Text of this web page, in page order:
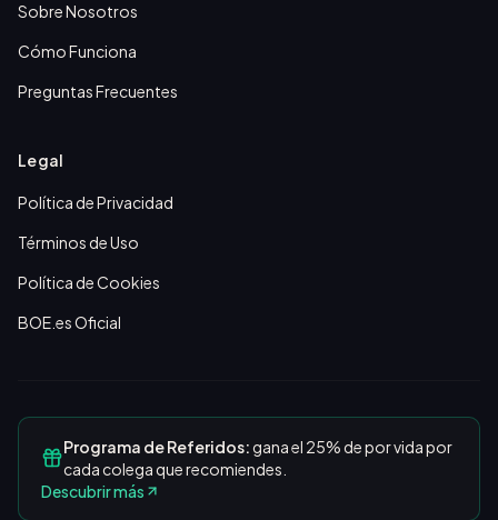
Sobre Nosotros
Cómo Funciona
Preguntas Frecuentes
Legal
Política de Privacidad
Términos de Uso
Política de Cookies
BOE.es Oficial
Programa de Referidos:gana el 25% de por vida por
cada colega que recomiendes.
Descubrir más